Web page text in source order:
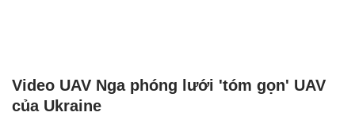
Video UAV Nga phóng lưới 'tóm gọn' UAV
của Ukraine